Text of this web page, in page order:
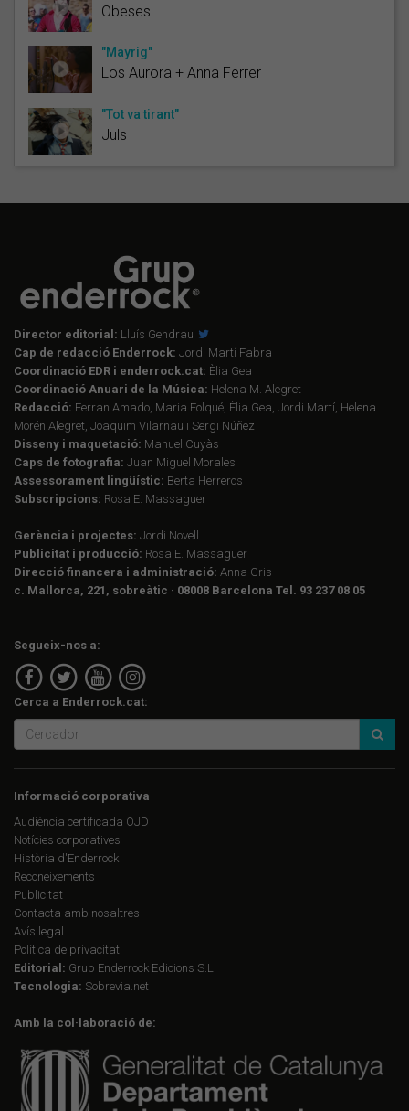
Obeses
"Mayrig"
Los Aurora + Anna Ferrer
"Tot va tirant"
Juls
Director editorial: Lluís Gendrau
Cap de redacció Enderrock: Jordi Martí Fabra
Coordinació EDR i enderrock.cat: Èlia Gea
Coordinació Anuari de la Música: Helena M. Alegret
Redacció: Ferran Amado, Maria Folqué, Èlia Gea, Jordi Martí, Helena
Morén Alegret, Joaquim Vilarnau i Sergi Núñez
Disseny i maquetació: Manuel Cuyàs
Caps de fotografia: Juan Miguel Morales
Assessorament lingüístic: Berta Herreros
Subscripcions: Rosa E. Massaguer
Gerència i projectes: Jordi Novell
Publicitat i producció: Rosa E. Massaguer
Direcció financera i administració: Anna Gris
c. Mallorca, 221, sobreàtic · 08008 Barcelona Tel. 93 237 08 05
Segueix-nos a:
Cerca a Enderrock.cat:
Informació corporativa
Audiència certificada OJD
Notícies corporatives
Història d'Enderrock
Reconeixements
Publicitat
Contacta amb nosaltres
Avís legal
Política de privacitat
Editorial: Grup Enderrock Edicions S.L.
Tecnologia: Sobrevia.net
Amb la col·laboració de: